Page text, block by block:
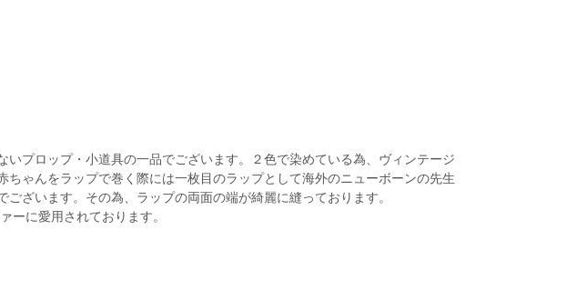
プロップ・小道具の一品でございます。２色で染めている為、ヴィンテージ
ゃんをラップで巻く際には一枚目のラップとして海外のニューボーンの先生
ざいます。その為、ラップの両面の端が綺麗に縫っております。
ーに愛用されております。